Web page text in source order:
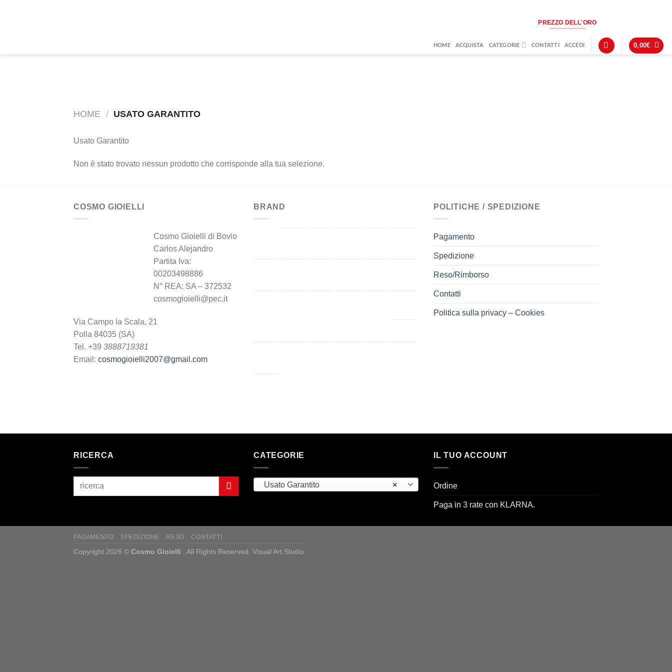
PREZZO DELL'ORO
HOME ACQUISTA CATEGORIE CONTATTI ACCEDI 0,00€
HOME / USATO GARANTITO
Usato Garantito
Non è stato trovato nessun prodotto che corrisponde alla tua selezione.
COSMO GIOIELLI
Cosmo Gioielli di Bovio
Carlos Alejandro
Partita Iva:
00203498886
N° REA: SA – 372532
cosmogioielli@pec.it
Via Campo la Scala, 21
Polla 84035 (SA)
Tel. +39 3888719381
Email: cosmogioielli2007@gmail.com
BRAND POLITICHE / SPEDIZIONE
Pagamento
Spedizione
Reso/Rimborso
Contatti
Politica sulla privacy – Cookies
RICERCA CATEGORIE
×
Usato Garantito
IL TUO ACCOUNT
Ordine
Paga in 3 rate con KLARNA.
PAGAMENTO SPEDIZIONE RESO CONTATTI
Copyright 2026 © Cosmo Gioielli . All Rights Reserved. Visual Art Studio